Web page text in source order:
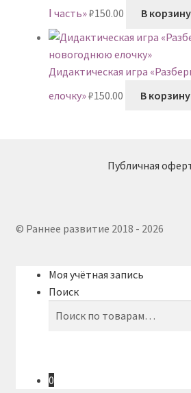
Ⅰ часть»₽150.00 В корзину
Дидактическая игра
елочку»₽150.00 В корзину
Публичная
© Раннее развитие 2018 - 2026
Моя учётная запись
Поиск
0